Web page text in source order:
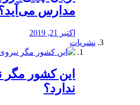
مدارس
اکتبر 21, 2019
نشریات
این کشور مگر
ندارد؟